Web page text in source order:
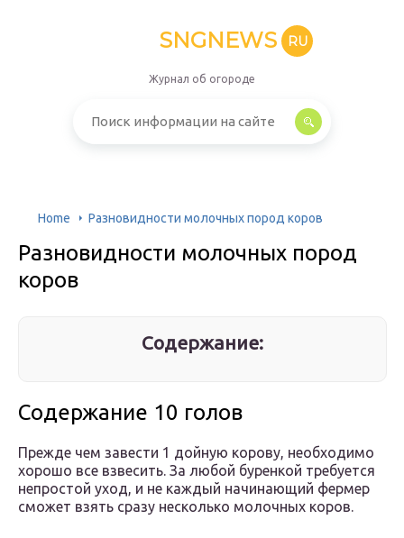
SNGNEWS RU
Журнал об огороде
Home Разновидности молочных пород коров
Разновидности молочных пород
коров
Содержание:
Содержание 10 голов
Прежде чем завести 1 дойную корову, необходимо
хорошо все взвесить. За любой буренкой требуется
непростой уход, и не каждый начинающий фермер
сможет взять сразу несколько молочных коров.